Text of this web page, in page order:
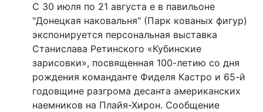
С 30 июля по 21 августа е в павильоне
"Донецкая наковальня" (Парк кованых фигур)
экспонируется персональная выставка
Станислава Ретинского «Кубинские
зарисовки», посвященная 100-летию со дня
рождения команданте Фиделя Кастро и 65-й
годовщине разгрома десанта американских
наемников на Плайя-Хирон. Сообщение